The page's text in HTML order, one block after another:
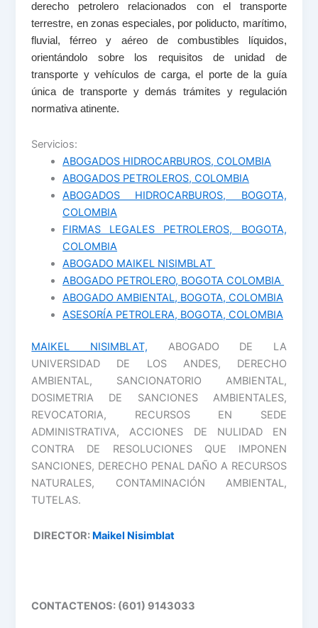
derecho petrolero relacionados con el transporte
terrestre, en zonas especiales, por poliducto, marítimo,
fluvial, férreo y aéreo de combustibles líquidos,
orientándolo sobre los requisitos de unidad de
transporte y vehículos de carga, el porte de la guía
única de transporte y demás trámites y regulación
normativa atinente.
Servicios:
ABOGADOS HIDROCARBUROS, COLOMBIA
ABOGADOS PETROLEROS, COLOMBIA
ABOGADOS HIDROCARBUROS, BOGOTA,
COLOMBIA
FIRMAS LEGALES PETROLEROS, BOGOTA,
COLOMBIA
ABOGADO MAIKEL NISIMBLAT
ABOGADO PETROLERO, BOGOTA COLOMBIA
ABOGADO AMBIENTAL, BOGOTA, COLOMBIA
ASESORÍA PETROLERA, BOGOTA, COLOMBIA
MAIKEL NISIMBLAT, ABOGADO DE LA
UNIVERSIDAD DE LOS ANDES, DERECHO
AMBIENTAL, SANCIONATORIO AMBIENTAL,
DOSIMETRIA DE SANCIONES AMBIENTALES,
REVOCATORIA, RECURSOS EN SEDE
ADMINISTRATIVA, ACCIONES DE NULIDAD EN
CONTRA DE RESOLUCIONES QUE IMPONEN
SANCIONES, DERECHO PENAL DAÑO A RECURSOS
NATURALES, CONTAMINACIÓN AMBIENTAL,
TUTELAS.
DIRECTOR: Maikel Nisimblat
CONTACTENOS: (601) 9143033